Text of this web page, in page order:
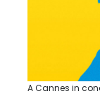
A Cannes in